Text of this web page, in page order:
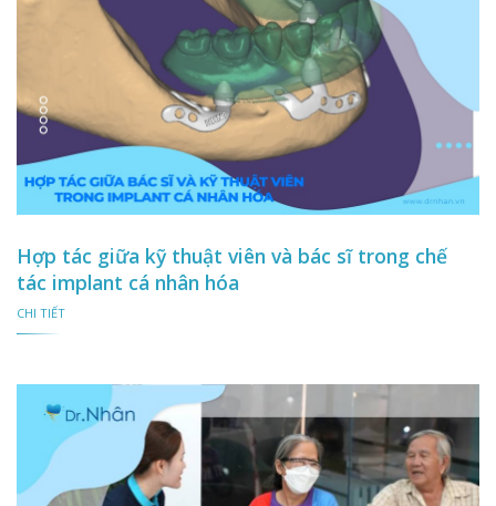
Hợp tác giữa kỹ thuật viên và bác sĩ trong chế
tác implant cá nhân hóa
CHI TIẾT